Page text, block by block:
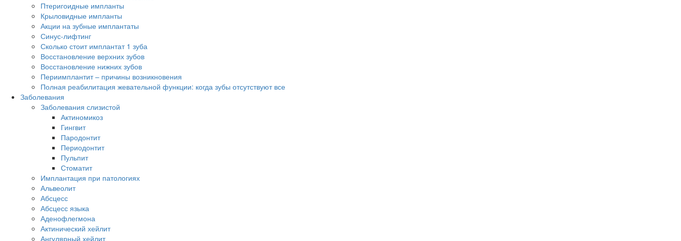
Птеригоидные импланты
Крыловидные импланты
Акции на зубные имплантаты
Синус-лифтинг
Сколько стоит имплантат 1 зуба
Восстановление верхних зубов
Восстановление нижних зубов
Периимплантит – причины возникновения
Полная реабилитация жевательной функции: когда зубы отсутствуют все
Заболевания
Заболевания слизистой
Актиномикоз
Гингвит
Пародонтит
Периодонтит
Пульпит
Стоматит
Имплантация при патологиях
Альвеолит
Абсцесс
Абсцесс языка
Аденофлегмона
Актинический хейлит
Ангулярный хейлит